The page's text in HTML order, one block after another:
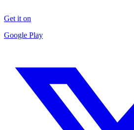
Get it on
Google Play